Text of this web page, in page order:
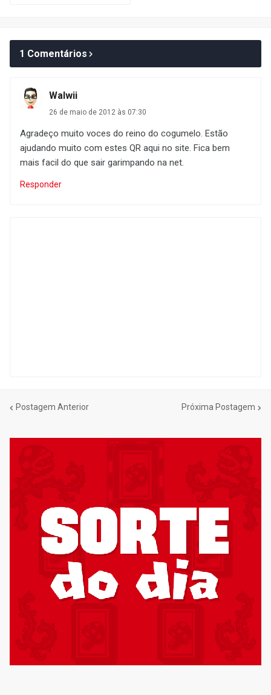
1 Comentários
Walwii
26 de maio de 2012 às 07:30
Agradeço muito voces do reino do cogumelo. Estão
ajudando muito com estes QR aqui no site. Fica bem
mais facil do que sair garimpando na net.
Responder
Postagem Anterior Próxima Postagem